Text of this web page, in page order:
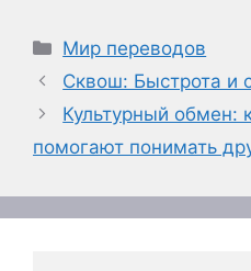
Рубрики
Мир переводов
Сквош: Быстрота и
Культурный обмен:
помогают понимать